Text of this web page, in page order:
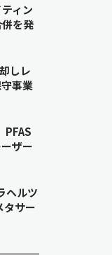
ィン
を発
しレ
事業
PFAS
ザー
ヘルツ
タサー